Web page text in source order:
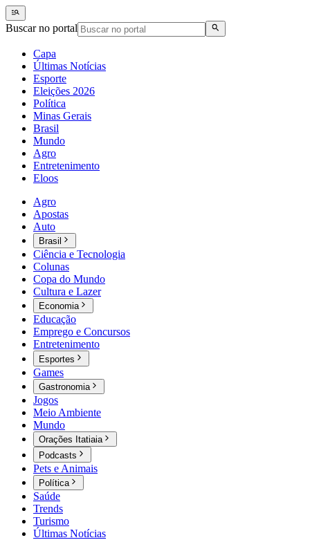
Buscar no portal
Capa
Últimas Notícias
Esporte
Eleições 2026
Política
Minas Gerais
Brasil
Mundo
Agro
Entretenimento
Eloos
Agro
Apostas
Auto
Brasil
Ciência e Tecnologia
Colunas
Copa do Mundo
Cultura e Lazer
Economia
Educação
Emprego e Concursos
Entretenimento
Esportes
Games
Gastronomia
Jogos
Meio Ambiente
Mundo
Orações Itatiaia
Podcasts
Pets e Animais
Política
Saúde
Trends
Turismo
Últimas Notícias